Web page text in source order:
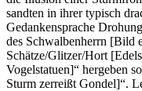
sandten in ihrer typisch
Gedankensprache
des Schwalbenherrn [Bild
Schätze/Glitzer/Hort
Vogelstatuen]“ hergeben
Sturm zerreißt Gondel]“.